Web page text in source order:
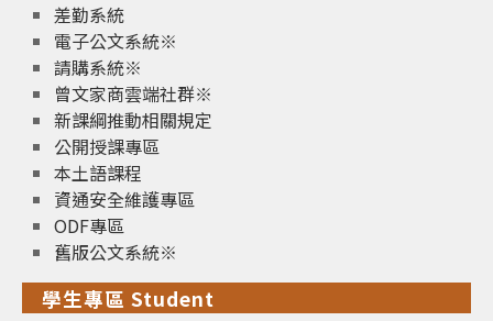
差勤系統
電子公文系統※
請購系統※
曾文家商雲端社群※
新課綱推動相關規定
公開授課專區
本土語課程
資通安全維護專區
ODF專區
舊版公文系統※
學生專區 Student